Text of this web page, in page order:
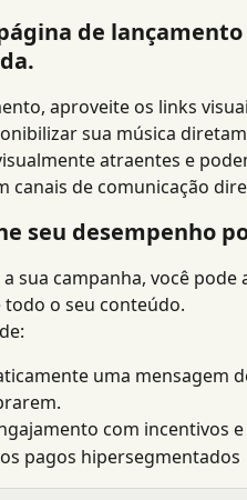
de
aproveite os links
sua música
atraentes e
canais de comunicação
seu desempenho
sua campanha, você
o seu conteúdo.
uma mensagem
com incentivos
pagos hipersegmentados